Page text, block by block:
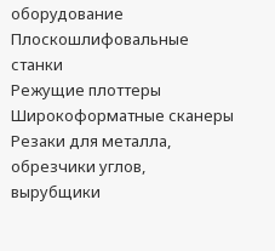
оборудование
Плоскошлифовальные
станки
Режущие плоттеры
Широкоформатные сканеры
Резаки для металла,
обрезчики углов,
вырубщики